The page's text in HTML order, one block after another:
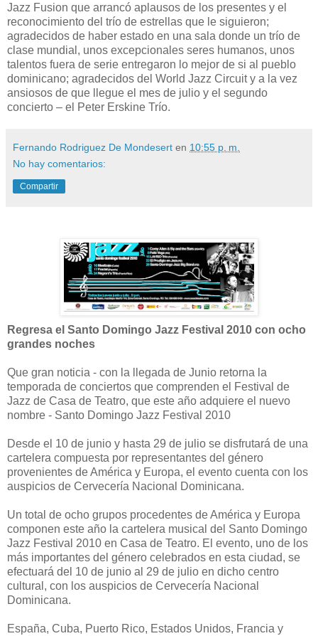
Jazz Fusion que arrancó aplausos de los presentes y el
reconocimiento del trío de estrellas que le siguieron;
agradecidos de haber estado en una sala donde un trío de
clase mundial, unos excepcionales seres humanos, unos
talentos fuera de serie entregaron lo mejor de si al pueblo
dominicano; agradecidos del World Jazz Circuit y a la vez
ansiosos de que llegue el mes de julio y el segundo
concierto – el Peter Erskine Trío.
Fernando Rodriguez De Mondesert en 10:55 p. m.
No hay comentarios:
Compartir
Regresa el Santo Domingo Jazz Festival 2010 con ocho
grandes noches
Que gran noticia - con la llegada de Junio retorna la
temporada de conciertos que comprenden el Festival de
Jazz de Casa de Teatro, que este año adquiere el nuevo
nombre - Santo Domingo Jazz Festival 2010
Desde el 10 de junio y hasta 29 de julio se disfrutará de una
cartelera compuesta por representantes del género
provenientes de América y Europa, el evento cuenta con los
auspicios de Cervecería Nacional Dominicana.
Un total de ocho grupos procedentes de América y Europa
componen este año la cartelera musical del Santo Domingo
Jazz Festival 2010 en Casa de Teatro. El evento, uno de los
más importantes del género celebrados en esta ciudad, se
efectuará del 10 de junio al 29 de julio en dicho centro
cultural, con los auspicios de Cervecería Nacional
Dominicana.
España, Cuba, Puerto Rico, Estados Unidos, Francia y